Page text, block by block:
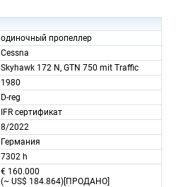
одиночный пропеллер
Cessna
Skyhawk 172 N, GTN 750 mit Traffic
1980
D-reg
IFR сертификат
8/2022
Германия
7302 h
€ 160.000
(~ US$ 184.864)[ПРОДАНО]